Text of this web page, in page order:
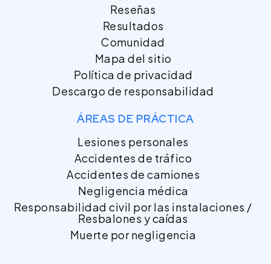
Reseñas
Resultados
Comunidad
Mapa del sitio
Política de privacidad
Descargo de responsabilidad
ÁREAS DE PRÁCTICA
Lesiones personales
Accidentes de tráfico
Accidentes de camiones
Negligencia médica
Responsabilidad civil por las instalaciones /
Resbalones y caídas
Muerte por negligencia